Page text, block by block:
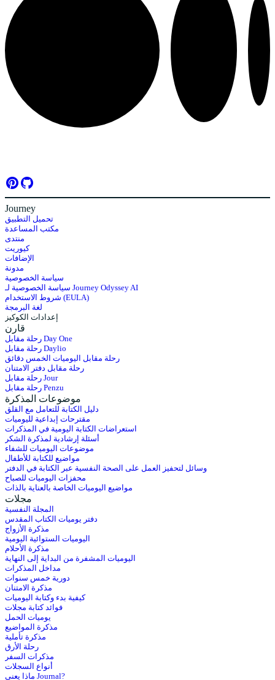
Journey
تحميل التطبيق
مكتب المساعدة
منتدى
كيوريت
الإضافات
مدونة
سياسة الخصوصية
سياسة الخصوصية لـ Journey Odyssey AI
شروط الاستخدام (EULA)
لغة البرمجة
إعدادات الكوكيز
قارن
رحلة مقابل Day One
رحلة مقابل Daylio
رحلة مقابل اليوميات الخمس دقائق
رحلة مقابل دفتر الامتنان
رحلة مقابل Jour
رحلة مقابل Penzu
موضوعات المذكرة
دليل الكتابة للتعامل مع القلق
مقترحات إبداعية لليوميات
استعراضات الكتابة اليومية في المذكرات
أسئلة إرشادية لمذكرة الشكر
موضوعات اليوميات للشفاء
مواضيع للكتابة للأطفال
وسائل لتحفيز العمل على الصحة النفسية عبر الكتابة في الدفتر
محفزات اليوميات للصباح
مواضيع اليوميات الخاصة بالعناية بالذات
مجلات
المجلة النفسية
دفتر يوميات الكتاب المقدس
مذكرة الأزواج
اليوميات الستوائية اليومية
مذكرة الأحلام
اليوميات المشفرة من البداية إلى النهاية
مداخل المذكرات
دورية خمس سنوات
مذكرة الامتنان
كيفية بدء وكتابة اليوميات
فوائد كتابة مجلات
يوميات الحمل
مذكرة المواضيع
مذكرة تأملية
رحلة الأرق
مذكرات السفر
أنواع السجلات
ماذا يعني Journal?